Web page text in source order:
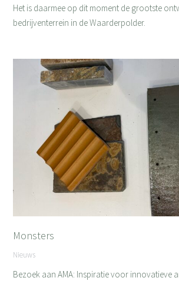
Het is daarmee op dit moment de grootste
bedrijventerrein in de Waarderpolder.
Monsters
Nieuws
Bezoek aan AMA: Inspiratie voor innovatieve